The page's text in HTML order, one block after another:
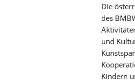
Die
des
und
Kindern